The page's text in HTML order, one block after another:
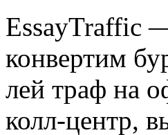
EssayTraffic
конвертим
лей траф на
колл-центр,